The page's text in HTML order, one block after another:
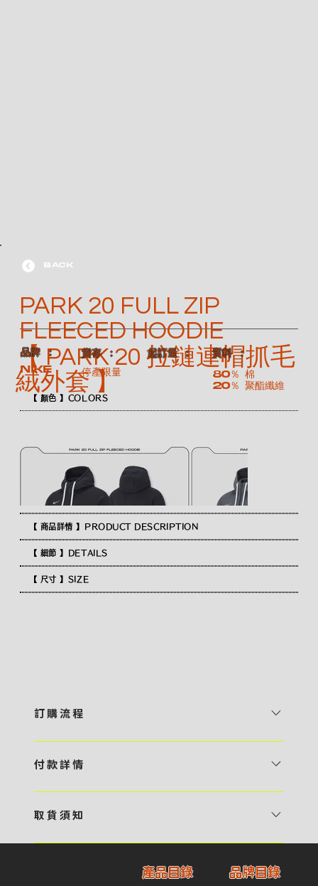
【 顏色 】COLORS
【 商品詳情 】PRODUCT DESCRIPTION
【 細節 】DETAILS
【 尺寸 】SIZE
BACK
PARK 20 FULL ZIP
FLEECED HOODIE
【 PARK 20 拉鏈連帽抓毛
絨外套 】
​品牌 ：
NIKE
​貨存 ：
停產限量
​起訂量 ：
​質料 ：
80％ 棉
20％ 聚酯纖維
訂 購 流 程
預 約 〉，參看官網上的商品目錄和作品照片去選擇心儀的款式，同時可
報價 貴客可透過電郵方式或 WhatsApp 平台提交定製資料，4AM 團
相關價目，貴客最終確認後將獲取正式完整單據，請安排繳付貨款訂金以
啟動貨品製作 4 / 商品印製 訂金核實後，4AM 團隊將隨即開始製作 5
付 款 詳 情
・ Payme ・ 現金機入數 ・ 銀行櫃檯入數 ・ ATM自動櫃員機轉帳 ・
交易單據。如貴客欲更改電郵地址，請與 4AM 團隊聯絡 - 貴客的付款
記錄可透過電郵 或 WhatsApp平台（ 請註明訂單編號 ）交予4AM 團
取 貨 須 知
請與4AM團隊職員聯絡預約取貨時間｜​ ・ GoGoVan ｜即日完成配送
服務｜運費由貴客現金支付司機｜ ・ 順豐速運 ｜貨件運送需要多於2－
產品目錄 品牌目錄